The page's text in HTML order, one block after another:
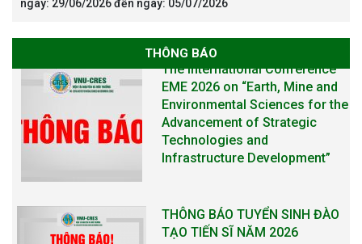
ngày: 29/06/2026 đến ngày: 05/07/2026
THÔNG BÁO
THÔNG BÁO TUYỂN SINH ĐÀO
TẠO TIẾN SĨ NĂM 2026
CHỨC TRAO HỌC BỔNG NAGAO
NĂM HỌC 2025-2026